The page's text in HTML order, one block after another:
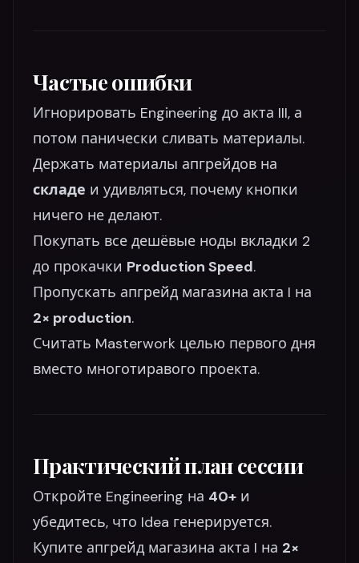
Частые ошибки
Игнорировать Engineering до акта III, а
потом панически сливать материалы.
Держать материалы апгрейдов на
складе и удивляться, почему кнопки
ничего не делают.
Покупать все дешёвые ноды вкладки 2
до прокачки Production Speed.
Пропускать апгрейд магазина акта I на
2× production.
Считать Masterwork целью первого дня
вместо многотиравого проекта.
Практический план сессии
Откройте Engineering на 40+ и
убедитесь, что Idea генерируется.
Купите апгрейд магазина акта I на 2×